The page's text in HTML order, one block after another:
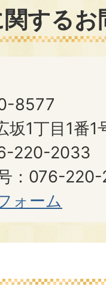
する
8577
坂1丁目1番1
220-2033
：076-
ォーム